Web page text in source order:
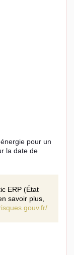
pour un
la date de
ERP (État
savoir plus,